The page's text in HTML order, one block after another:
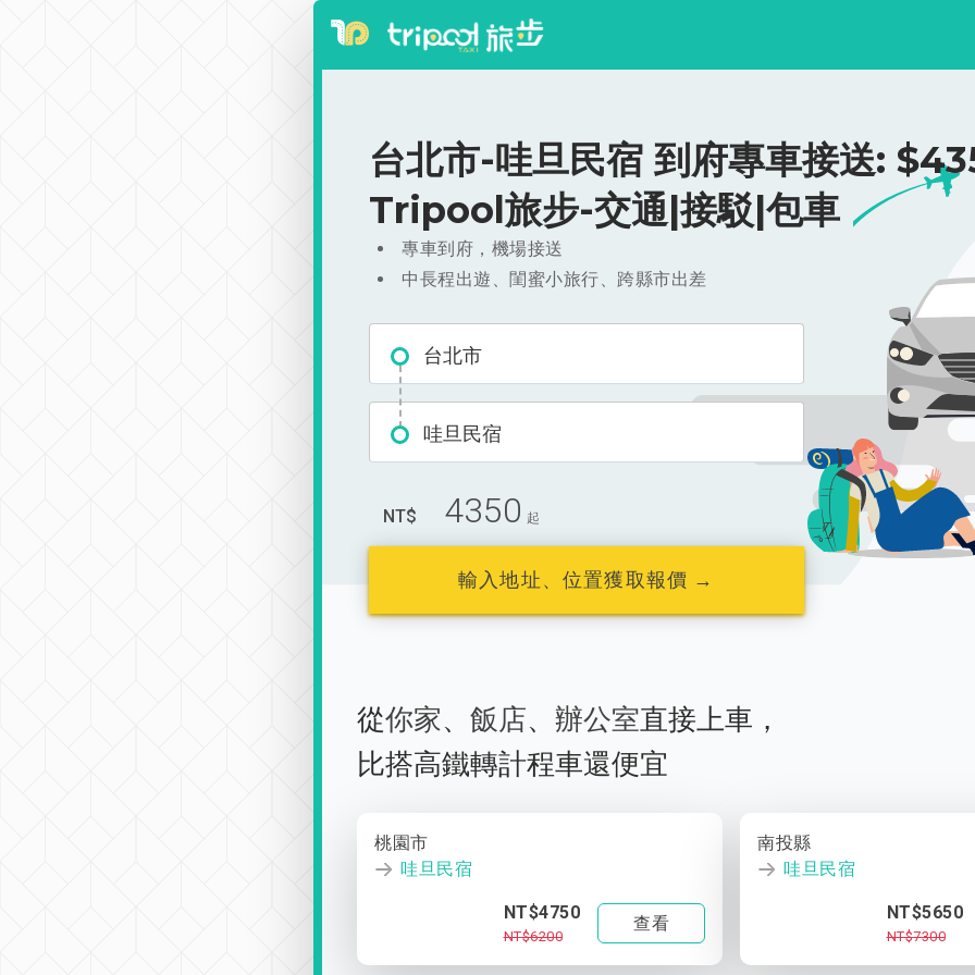
台北市-哇旦民宿 到府專車接送:
Tripool旅步-交通|接駁|包車
專車到府，機場接送
中長程出遊、閨蜜小旅行、跨縣市出差
台北市
哇旦民宿
NT$ 4350 起
輸入地址、位置獲取報價 →
從你家、 飯店、 辦公室直接上車，
比搭高鐵轉計程車還便宜
桃園市
哇旦民宿
NT$4750
NT$6200
查看
南投縣
哇旦民宿
NT$5650
NT$7300